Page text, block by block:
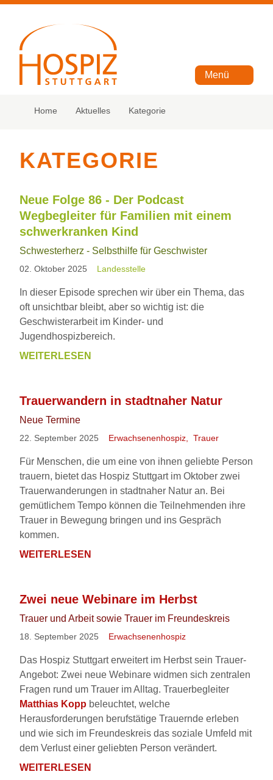
Menü
Home Aktuelles Kategorie
KATEGORIE
Neue Folge 86 - Der Podcast
Wegbegleiter für Familien mit einem
schwerkranken Kind
Schwesterherz - Selbsthilfe für Geschwister
02. Oktober 2025 Landesstelle
In dieser Episode sprechen wir über ein Thema, das
oft unsichtbar bleibt, aber so wichtig ist: die
Geschwisterarbeit im Kinder- und
Jugendhospizbereich.
WEITERLESEN
NEUE
DER
PODCAST
FÜR
FAMILIEN
MIT
EINEM
SCHWERKRANKEN
KIND
Trauerwandern in stadtnaher Natur
Neue Termine
22. September 2025 Erwachsenenhospiz Trauer
Für Menschen, die um eine von ihnen geliebte Person
trauern, bietet das Hospiz Stuttgart im Oktober zwei
Trauerwanderungen in stadtnaher Natur an. Bei
gemütlichem Tempo können die Teilnehmenden ihre
Trauer in Bewegung bringen und ins Gespräch
kommen.
WEITERLESEN
TRAUERWANDERN
NATUR
Zwei neue Webinare im Herbst
Trauer und Arbeit sowie Trauer im Freundeskreis
18. September 2025 Erwachsenenhospiz
Das Hospiz Stuttgart erweitert im Herbst sein Trauer-
Angebot: Zwei neue Webinare widmen sich zentralen
Fragen rund um Trauer im Alltag. Trauerbegleiter
Matthias Kopp beleuchtet, welche
Herausforderungen berufstätige Trauernde erleben
und wie sich im Freundeskreis das soziale Umfeld mit
dem Verlust einer geliebten Person verändert.
WEITERLESEN
ZWEI